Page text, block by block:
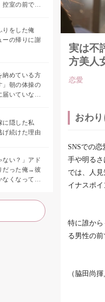
室の前で彼
りをした俺
ーの帰りに謝
納めている方
」朝の体操の
いていなか
に隠した私
げ続けた理由
ない？」アド
だった俺→彼
なくなって、
実は不
方美人
恋愛
おわり
SNSでの
手や明る
では、人
イナスポイ
特に誰か
る男性の
（脇田尚